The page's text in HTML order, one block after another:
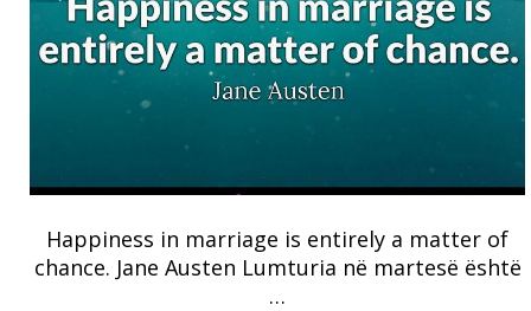
Happiness in marriage is entirely a matter of
chance. Jane Austen Lumturia në martesë është
…